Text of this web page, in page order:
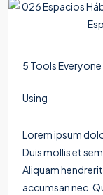
5 Tools
Using
Lorem ipsum
Duis mollis et
Aliquam
accumsan nec.